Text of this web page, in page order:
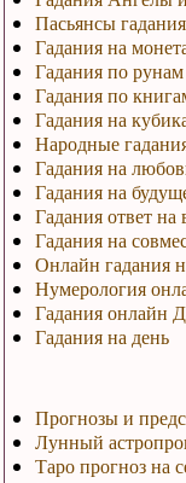
Пасьянсы
Гадания на
Гадания по рунам
Гадания по
Гадания на
Народные
Гадания на
Гадания на
Гадания ответ на
Гадания на
Онлайн гадания
Нумерология
Гадания онлайн
Гадания на день
Прогнозы и
Лунный
Таро прогноз на